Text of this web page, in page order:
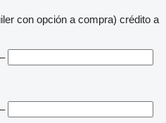
con opción a compra) crédito a
–
–